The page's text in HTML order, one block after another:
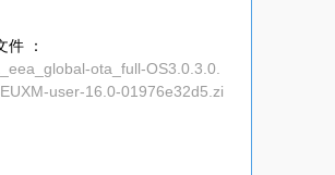
件 ：
ota_full-OS3.0.3.0.
user-16.0-01976e32d5.zi